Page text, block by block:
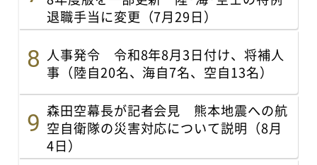
退職手当に変更（7月29日）
人事発令 令和8年8月3日付け、将補人
事（陸自20名、海自7名、空自13名）
森田空幕長が記者会見 熊本地震への航
空自衛隊の災害対応について説明（8月
4日）